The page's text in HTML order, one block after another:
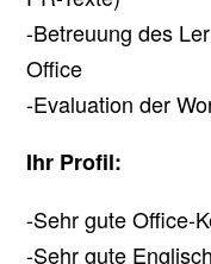
-Betreuung des
Office
-Evaluation der
Ihr Profil:
-Sehr gute Office-
-Sehr gute